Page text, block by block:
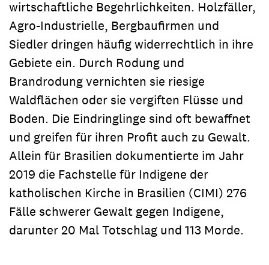
wirtschaftliche Begehrlichkeiten. Holzfäller,
Agro-Industrielle, Bergbaufirmen und
Siedler dringen häufig widerrechtlich in ihre
Gebiete ein. Durch Rodung und
Brandrodung vernichten sie riesige
Waldflächen oder sie vergiften Flüsse und
Boden. Die Eindringlinge sind oft bewaffnet
und greifen für ihren Profit auch zu Gewalt.
Allein für Brasilien dokumentierte im Jahr
2019 die Fachstelle für Indigene der
katholischen Kirche in Brasilien (CIMI) 276
Fälle schwerer Gewalt gegen Indigene,
darunter 20 Mal Totschlag und 113 Morde.